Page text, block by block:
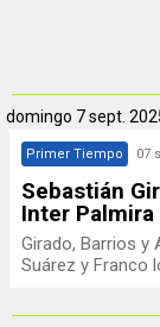
domingo 7 sept.
Primer Tiempo 07
Sebastián
Inter
Girado, Barrios y
Suárez y Franco